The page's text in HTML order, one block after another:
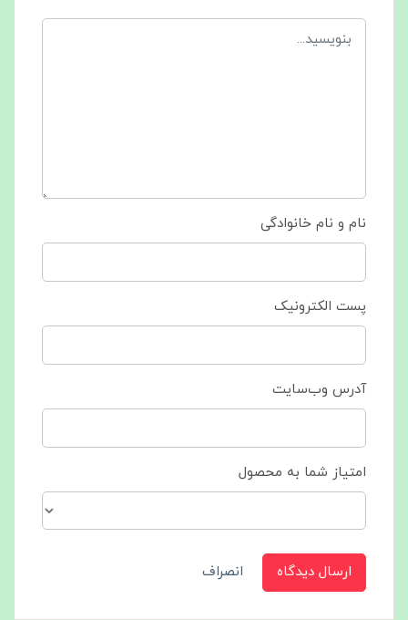
نام و نام خانوادگی
پست الکترونیک
آدرس وب‌سایت
امتیاز شما به محصول
ارسال دیدگاه انصراف